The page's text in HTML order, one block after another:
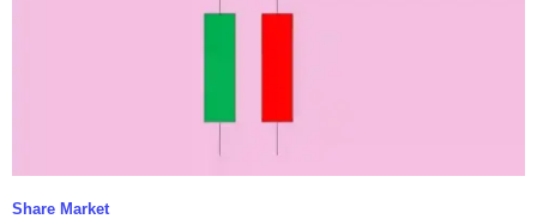
Share Market